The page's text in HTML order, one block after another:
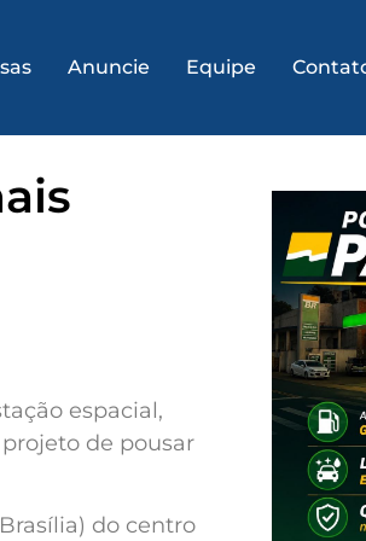
Anuncie Equipe
espacial,
de pousar
do centro